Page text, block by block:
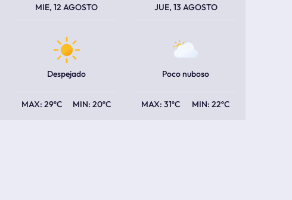
MIE, 12 AGOSTO
Despejado
29ºC 20ºC
JUE, 13 AGOSTO
Poco nuboso
31ºC 22ºC